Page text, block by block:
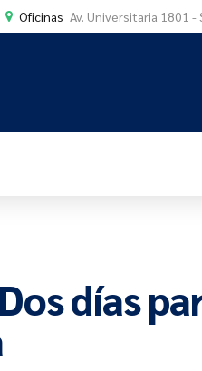
Oficinas Av. Universitaria 1801 -
días